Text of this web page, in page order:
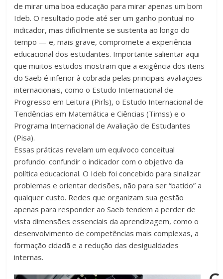
de mirar uma boa educação para mirar apenas um bom
Ideb. O resultado pode até ser um ganho pontual no
indicador, mas dificilmente se sustenta ao longo do
tempo — e, mais grave, compromete a experiência
educacional dos estudantes. Importante salientar aqui
que muitos estudos mostram que a exigência dos itens
do Saeb é inferior à cobrada pelas principais avaliações
internacionais, como o Estudo Internacional de
Progresso em Leitura (Pirls), o Estudo Internacional de
Tendências em Matemática e Ciências (Timss) e o
Programa Internacional de Avaliação de Estudantes
(Pisa).
Essas práticas revelam um equívoco conceitual
profundo: confundir o indicador com o objetivo da
política educacional. O Ideb foi concebido para sinalizar
problemas e orientar decisões, não para ser “batido” a
qualquer custo. Redes que organizam sua gestão
apenas para responder ao Saeb tendem a perder de
vista dimensões essenciais da aprendizagem, como o
desenvolvimento de competências mais complexas, a
formação cidadã e a redução das desigualdades
internas.